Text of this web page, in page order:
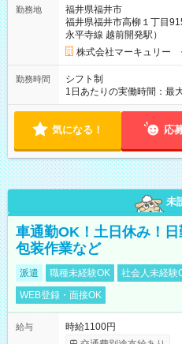
勤務地
福井県福井市
福井県福井市高柳１丁目
永平寺線 越前開発駅）
株式会社マーキュリー
勤務時間
シフト制
1日あたりの実働時間：最
／休憩1時間） ※シフト制
気になる！ 応
未
車通勤OK！土日休み！
包装作業など
派遣 職種未経験OK 社会人未経験
WEB登録・面接OK
給与
時給1100円